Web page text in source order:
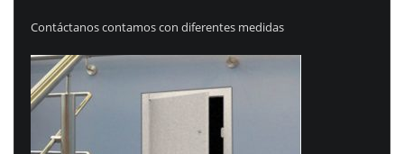
Contáctanos contamos con diferentes medidas